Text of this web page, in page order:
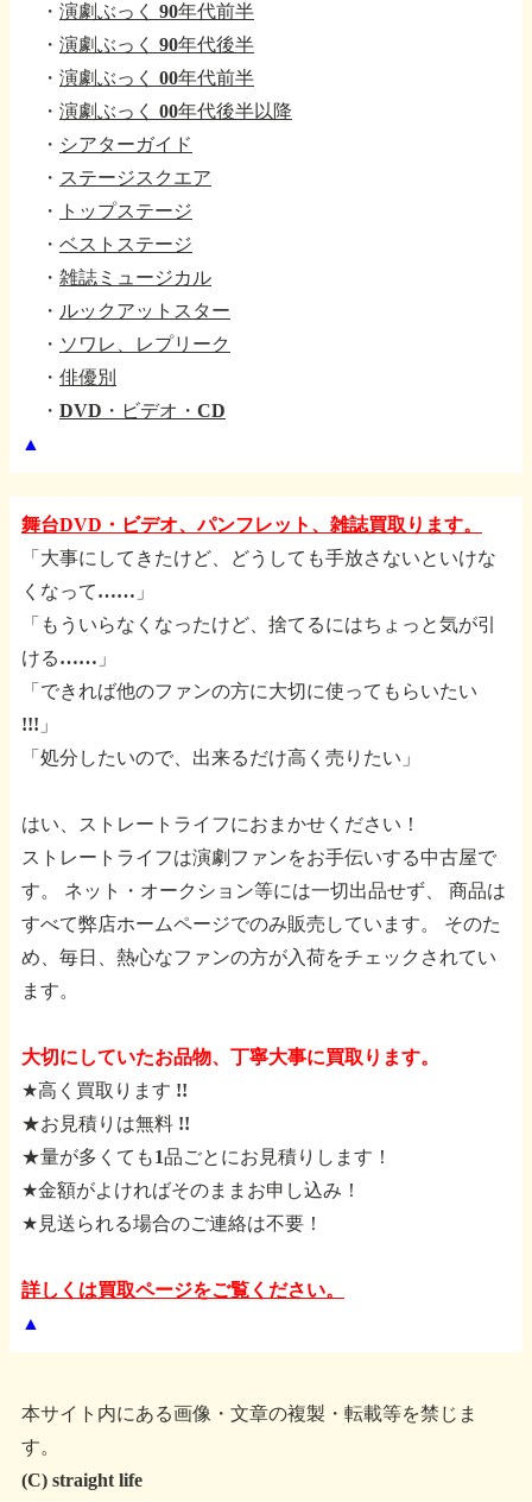
・ 演劇ぶっく 90年代前半
・ 演劇ぶっく 90年代後半
・ 演劇ぶっく 00年代前半
・ 演劇ぶっく 00年代後半以降
・ シアターガイド
・ ステージスクエア
・
トップステージ
・ ベストステージ
・ 雑誌ミュージカル
・ ルックアットスター
・ ソワレ、レプリーク
・ 俳優別
・ DVD・ビデオ・CD
▲
舞台DVD・ビデオ、パンフレット、雑誌買取ります。
「大事にしてきたけど、どうしても手放さないといけな
くなって……」
「もういらなくなったけど、捨てるにはちょっと気が引
ける……」
「できれば他のファンの方に大切に使ってもらいたい
!!!」
「処分したいので、出来るだけ高く売りたい」
はい、ストレートライフにおまかせください！
ストレートライフは演劇ファンをお手伝いする中古屋で
す。
ネット・オークション等には一切出品せず、
商品は
すべて弊店ホームページでのみ販売しています。
そのた
め、毎日、熱心なファンの方が入荷をチェックされてい
ます。
大切にしていたお品物、丁寧大事に買取ります。
★高く買取ります !!
★お見積りは無料 !!
★量が多くても1品ごとにお見積りします！
★金額がよければそのままお申し込み！
★見送られる場合のご連絡は不要！
詳しくは買取ページをご覧ください。
▲
本サイト内にある画像・文章の複製・転載等を禁じま
す。
(C) straight life